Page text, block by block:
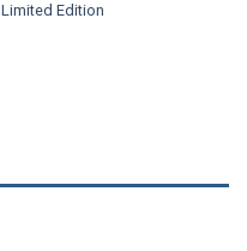
Limited Edition